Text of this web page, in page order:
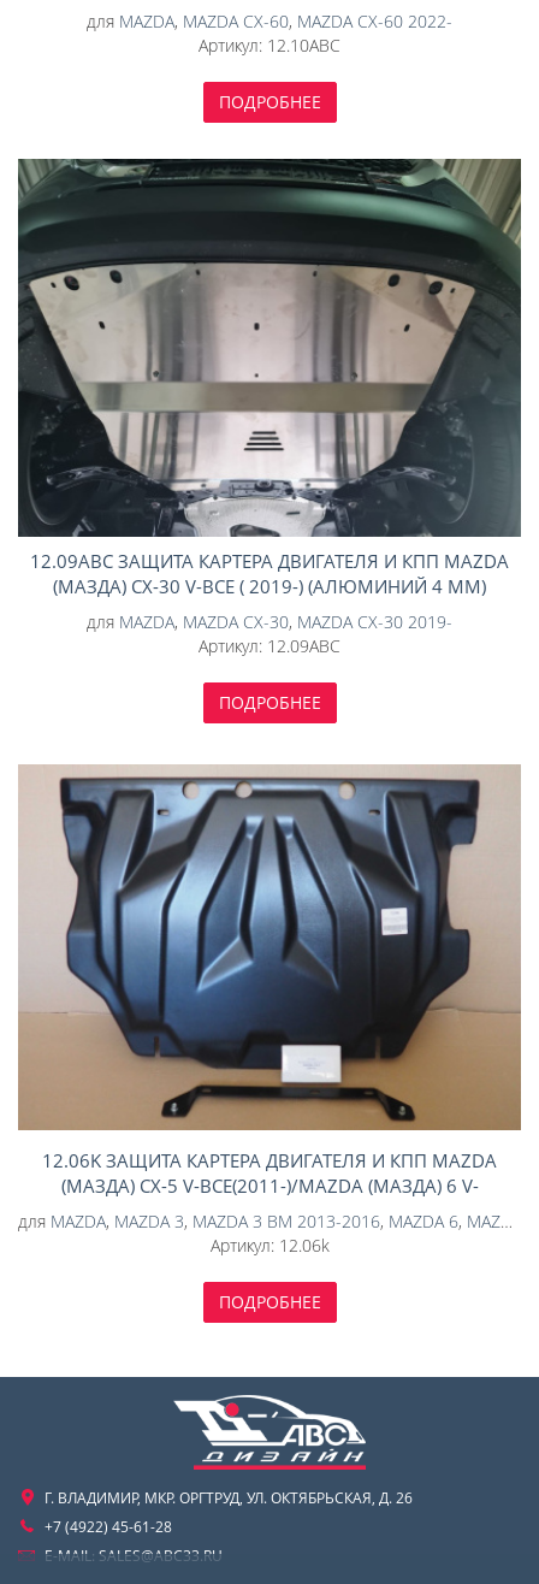
для MAZDA, MAZDA CX-60, MAZDA CX-60 2022-
Артикул: 12.10ABC
ПОДРОБНЕЕ
12.09ABC ЗАЩИТА КАРТЕРА ДВИГАТЕЛЯ И КПП MAZDA
(МАЗДА) CX-30 V-ВСЕ ( 2019-) (АЛЮМИНИЙ 4 ММ)
для MAZDA, MAZDA CX-30, MAZDA CX-30 2019-
Артикул: 12.09ABC
ПОДРОБНЕЕ
12.06K ЗАЩИТА КАРТЕРА ДВИГАТЕЛЯ И КПП MAZDA
(МАЗДА) CX-5 V-ВСЕ(2011-)/MAZDA (МАЗДА) 6 V-
ВСЕ(2013-)/MAZDA (МАЗДА) 3 V-ВСЕ(2013-2019)
(КОМПОЗИТ 6 ММ)
для MAZDA, MAZDA 3, MAZDA 3 BM 2013-2016, MAZDA 6, MAZDA CX-5
Артикул: 12.06k
ПОДРОБНЕЕ
Г. ВЛАДИМИР, МКР. ОРГТРУД, УЛ. ОКТЯБРЬСКАЯ, Д. 26
+7 (4922) 45-61-28
E-MAIL: SALES@ABC33.RU